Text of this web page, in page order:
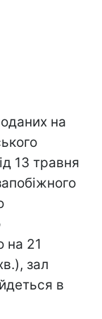
на
13 травня
на 21
зал
в